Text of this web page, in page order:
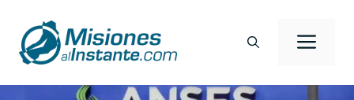
contenido